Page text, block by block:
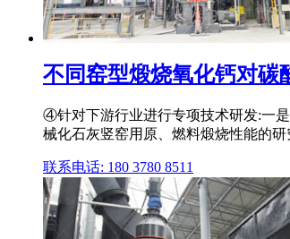
不同窑型煅烧氧化钙对碳
④针对下游行业进行专项技术研发:一
械化石灰竖窑用原、燃料煅烧性能的研
联系电话: 180 3780 8511